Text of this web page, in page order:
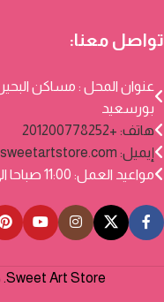
تواصل معنا:
بورسعيد
هاتف: +201200778252
إيميل:
مواعيد العمل: 11:00 صباحا الي 10:00 مساءً يومياً
Sweet Art Store. جميع الحقوق محفوظة 2026©